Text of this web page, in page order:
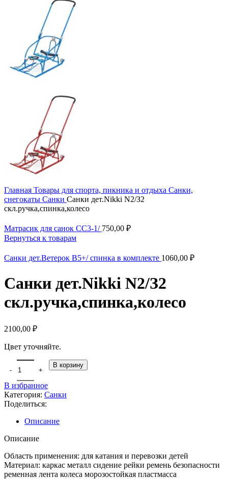
Главная Товары для спорта, пикника и отдыха Санки,
снегокаты Санки Санки дет.Nikki N2/З2
скл.ручка,спинка,колесо
Матрасик для санок СС3-1/ 750,00 ₽
Вернуться к товарам
Санки дет.Ветерок В5+/ спинка в комплекте 1060,00 ₽
Санки дет.Nikki N2/З2
скл.ручка,спинка,колесо
2100,00 ₽
Цвет уточняйте.
В корзину
В избранное
Категория: Санки
Поделиться:
Описание
Описание
Область применения: для катания и перевозки детей
Материал: каркас металл сидение рейки ремень безопасности
ременная лента колеса морозостойкая пластмасса